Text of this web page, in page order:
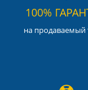
100%
на продаваемый